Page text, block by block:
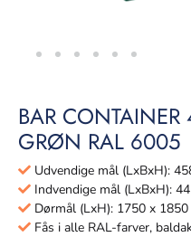
BAR CONTAINER
GRØN RAL 6005
Udvendige mål (LxBxH):
Indvendige mål (LxBxH):
Dørmål (LxH): 1750 x
Fås i alle RAL-farver,